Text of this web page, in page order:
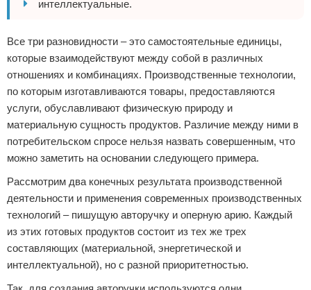
интеллектуальные.
Все три разновидности – это самостоятельные единицы,
которые взаимодействуют между собой в различных
отношениях и комбинациях. Производственные технологии,
по которым изготавливаются товары, предоставляются
услуги, обуславливают физическую природу и
материальную сущность продуктов. Различие между ними в
потребительском спросе нельзя назвать совершенным, что
можно заметить на основании следующего примера.
Рассмотрим два конечных результата производственной
деятельности и применения современных производственных
технологий – пишущую авторучку и оперную арию. Каждый
из этих готовых продуктов состоит из тех же трех
составляющих (материальной, энергетической и
интеллектуальной), но с разной приоритетностью.